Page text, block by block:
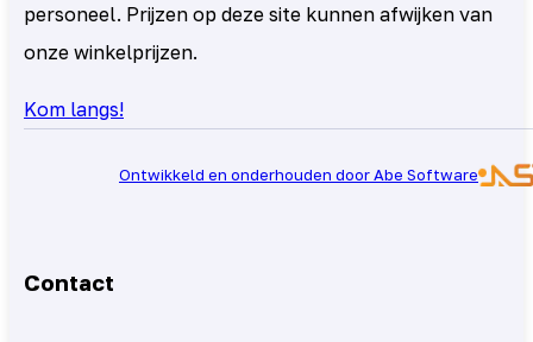
personeel. Prijzen op deze site kunnen afwijken van
onze winkelprijzen.
Kom langs!
Ontwikkeld en onderhouden door Abe Software
Contact